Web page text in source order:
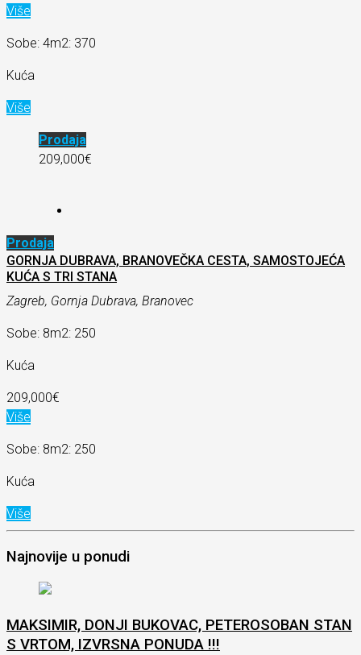
Više
Sobe: 4m2: 370
Kuća
Više
Prodaja
209,000€
Prodaja
GORNJA DUBRAVA, BRANOVEČKA CESTA, SAMOSTOJEĆA
KUĆA S TRI STANA
Zagreb, Gornja Dubrava, Branovec
Sobe: 8m2: 250
Kuća
209,000€
Više
Sobe: 8m2: 250
Kuća
Više
Najnovije u ponudi
MAKSIMIR, DONJI BUKOVAC, PETEROSOBAN STAN
S VRTOM, IZVRSNA PONUDA !!!